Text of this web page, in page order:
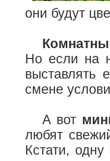
они будут
Но если на
выставлять
смене
А вот
любят
Кстати,